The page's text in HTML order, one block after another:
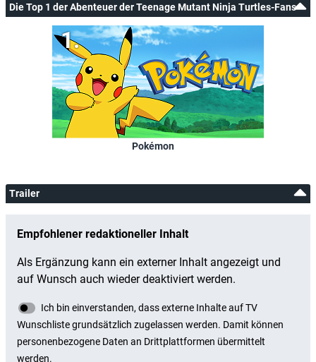
Die Top 1 der Abenteuer der Teenage Mutant Ninja Turtles-Fans
Pokémon
Trailer